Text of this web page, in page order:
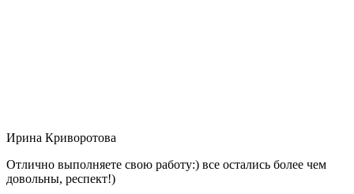
Ирина Криворотова
Отлично выполняете свою работу:) все остались более чем
довольны, респект!)